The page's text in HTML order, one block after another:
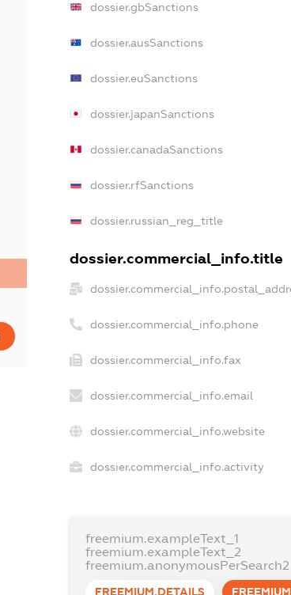
dossier.gbSanctions
dossier.ausSanctions
dossier.euSanctions
dossier.japanSanctions
dossier.canadaSanctions
dossier.rfSanctions
dossier.russian_reg_title
dossier.commercial_info.title
dossier.commercial_info.phone
dossier.commercial_info.fax
dossier.commercial_info.email
dossier.commercial_info.website
dossier.commercial_info.activity
freemium.exampleText_1
freemium.exampleText_2
freemium.anonymousPerSearch2
FREEMIUM.DETAILS